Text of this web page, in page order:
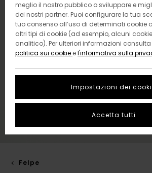
Felpe
meglio il nostro pubblico o sviluppare e
dei nostri partner. Puoi configurare la tua
tuo consenso all’uso di determinati cookie
altri tipi di cookie (ad esempio, alcuni
analitico). Per ulteriori informazioni
politica sui cookie el'informativa sulla
Impostazioni dei
Accetta tutti